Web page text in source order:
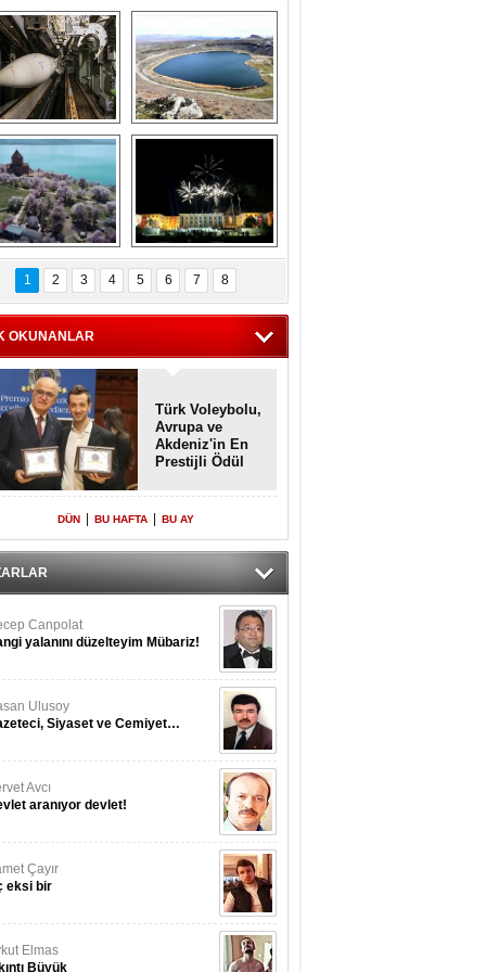
Askeri gemi
terk
gemilerin
etkileyici
görüntüleri
Kapadokya'nın
ilkbaharda bir başka
güzel
kalan
Akdamar Adası
çiçekleri ile
bir güzellik
Haftanın
fotoğrafları
1 2 3 4 5 6 7 8
OKUNANLAR
Türk Voleybolu,
Avrupa ve
Akdeniz'in En
Prestijli Ödül
Yeniden Onur
Konuğu
DÜN BU HAFTA BU AY
Canpolat
yalanını düzelteyim Mübariz!
Ulusoy
Siyaset ve Cemiyet…
Avcı
aranıyor devlet!
Çayır
eksi bir
Elmas
Büyük